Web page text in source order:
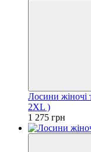
Лосини жіночі
2XL )
1 275 грн